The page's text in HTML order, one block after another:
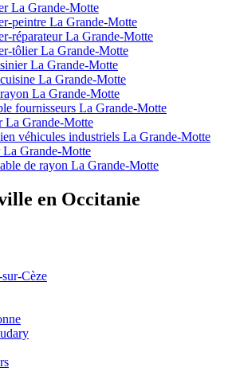
La Grande-Motte
peintre La Grande-Motte
réparateur La Grande-Motte
tôlier La Grande-Motte
La Grande-Motte
La Grande-Motte
La Grande-Motte
fournisseurs La Grande-Motte
La Grande-Motte
véhicules industriels La Grande-Motte
Grande-Motte
de rayon La Grande-Motte
en Occitanie
Cèze